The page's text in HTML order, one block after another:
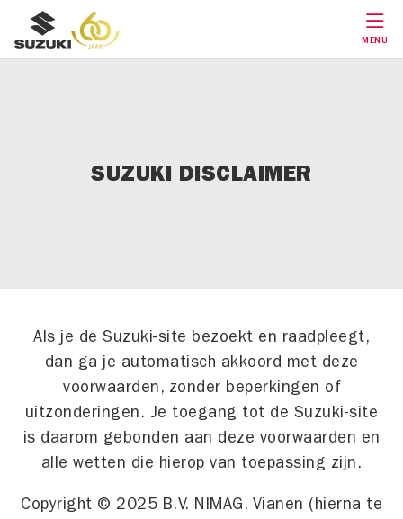
MENU
SUZUKI DISCLAIMER
Als je de Suzuki-site bezoekt en raadpleegt,
dan ga je automatisch akkoord met deze
voorwaarden, zonder beperkingen of
uitzonderingen. Je toegang tot de Suzuki-site
is daarom gebonden aan deze voorwaarden en
alle wetten die hierop van toepassing zijn.
Copyright © 2025 B.V. NIMAG, Vianen (hierna te